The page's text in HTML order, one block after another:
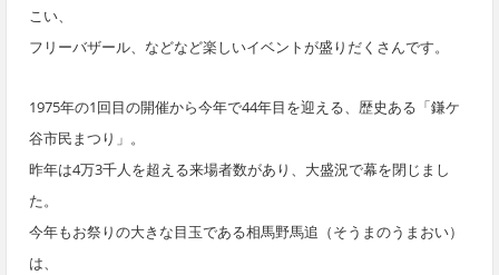
こい、
フリーバザール、などなど楽しいイベントが盛りだくさんです。
1975年の1回目の開催から今年で44年目を迎える、歴史ある「鎌ケ
谷市民まつり」。
昨年は4万3千人を超える来場者数があり、大盛況で幕を閉じまし
た。
今年もお祭りの大きな目玉である相馬野馬追（そうまのうまおい）
は、